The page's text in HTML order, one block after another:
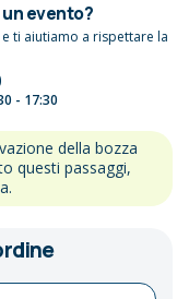
evento?
ti aiutiamo a rispettare la
- 17:30
della bozza
questi passaggi,